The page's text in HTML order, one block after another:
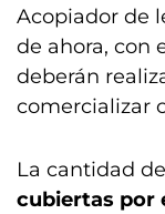
Acopiador de
de ahora, con
deberán
comercializar
La cantidad de
cubiertas por